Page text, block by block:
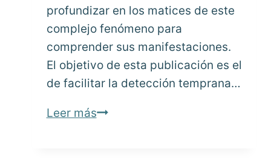
profundizar en los matices de este
complejo fenómeno para
comprender sus manifestaciones.
El objetivo de esta publicación es el
de facilitar la detección temprana…
Leer másDepresión,